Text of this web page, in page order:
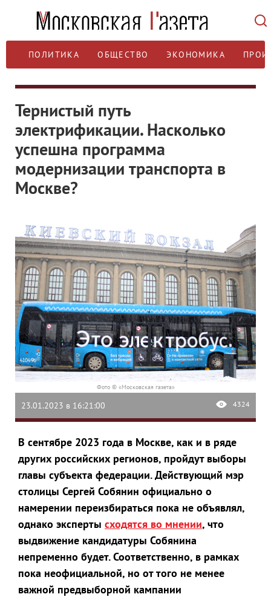
ПОЛИТИКА ОБЩЕСТВО ЭКОНОМИКА
Тернистый путь
электрификации. Насколько
успешна программа
модернизации транспорта в
Москве?
Фото © «Московская газета»
23.01.2023 в 16:21:00 4324
В сентябре 2023 года в Москве, как и в ряде
других российских регионов, пройдут выборы
главы субъекта федерации. Действующий мэр
столицы Сергей Собянин официально о
намерении переизбираться пока не объявлял,
однако эксперты сходятся во мнении, что
выдвижение кандидатуры Собянина
непременно будет. Соответственно, в рамках
пока неофициальной, но от того не менее
важной предвыборной кампании